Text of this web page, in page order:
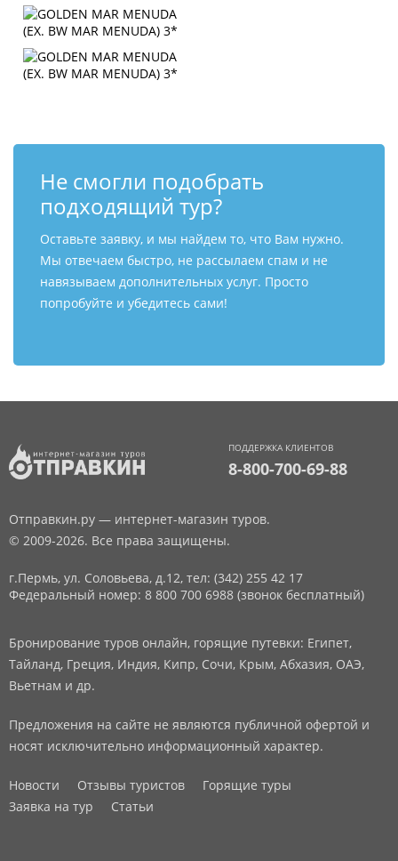
Не смогли подобрать
подходящий тур?
Оставьте заявку, и мы найдем то, что Вам нужно.
Мы отвечаем быстро, не рассылаем спам и не
навязываем дополнительных услуг. Просто
попробуйте и убедитесь сами!
ПОДДЕРЖКА КЛИЕНТОВ
8-800-700-69-88
Отправкин.ру — интернет-магазин туров.
© 2009-2026. Все права защищены.
г.Пермь, ул. Соловьева, д.12, тел: (342) 255 42 17
Федеральный номер: 8 800 700 6988 (звонок бесплатный)
Бронирование туров онлайн, горящие путевки: Египет,
Тайланд, Греция, Индия, Кипр, Сочи, Крым, Абхазия, ОАЭ,
Вьетнам и др.
Предложения на сайте не являются публичной офертой и
носят исключительно информационный характер.
Новости Отзывы туристов
Горящие туры
Заявка на тур
Статьи